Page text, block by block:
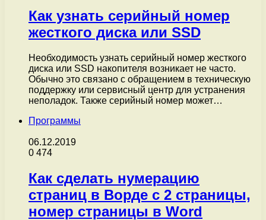
Как узнать серийный номер
жесткого диска или SSD
Необходимость узнать серийный номер жесткого
диска или SSD накопителя возникает не часто.
Обычно это связано с обращением в техническую
поддержку или сервисный центр для устранения
неполадок. Также серийный номер может…
Программы
06.12.2019
0 474
Как сделать нумерацию
страниц в Ворде с 2 страницы,
номер страницы в Word